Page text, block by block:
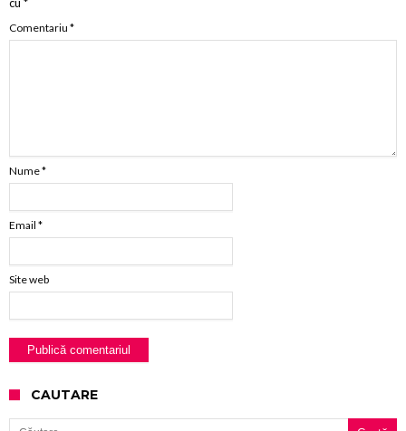
Comentariu *
Nume*
Email *
Site web
CAUTARE
Caută după: